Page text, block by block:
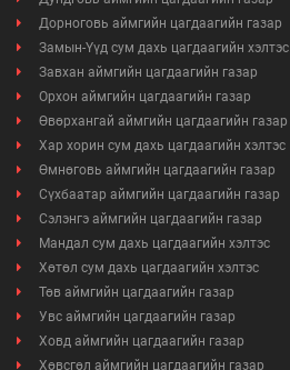
Дорноговь аймгийн цагдаагийн газар
Замын-Үүд сум дахь цагдаагийн хэлтэс
Завхан аймгийн цагдаагийн газар
Орхон аймгийн цагдаагийн газар
Өвөрхангай аймгийн цагдаагийн газар
Хар хорин сум дахь цагдаагийн хэлтэс
Өмнөговь аймгийн цагдаагийн газар
Сүхбаатар аймгийн цагдаагийн газар
Сэлэнгэ аймгийн цагдаагийн газар
Мандал сум дахь цагдаагийн хэлтэс
Хөтөл сум дахь цагдаагийн хэлтэс
Төв аймгийн цагдаагийн газар
Увс аймгийн цагдаагийн газар
Ховд аймгийн цагдаагийн газар
Хөвсгөл аймгийн цагдаагийн газар